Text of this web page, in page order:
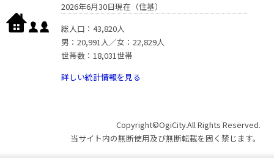
2026年6月30日現在（住基）
総人口：43,820人
男：20,991人／女：22,829人
世帯数：18,031世帯
詳しい統計情報を見る
Copyright©OgiCity.All Rights Reserved.
当サイト内の無断使用及び無断転載を固く禁じます。